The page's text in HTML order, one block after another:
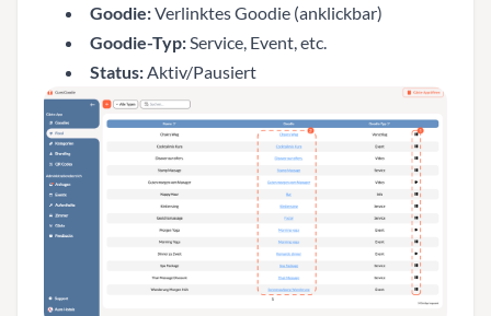
Goodie:Verlinktes Goodie (anklickbar)
Goodie-Typ: Service, Event, etc.
Status: Aktiv/Pausiert